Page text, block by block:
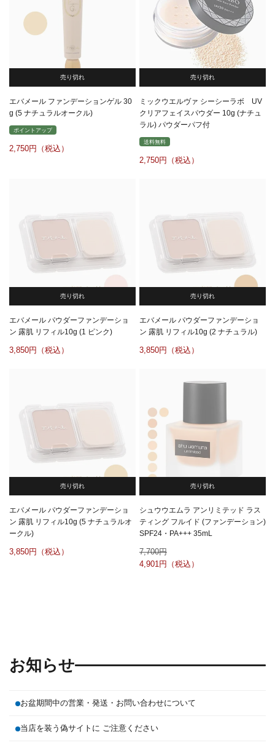
売り切れ
エバメール ファンデーションゲル 30
g (5 ナチュラルオークル)
ポイントアップ
2,750
売り切れ
ミックウエルヴァ シーシーラボ UV
クリアフェイスパウダー 10g (ナチュ
ラル) パウダーパフ付
送料無料
2,750
売り切れ
エバメール パウダーファンデーショ
ン 露肌 リフィル10g (1 ピンク)
3,850
売り切れ
エバメール パウダーファンデーショ
ン 露肌 リフィル10g (2 ナチュラル)
3,850
売り切れ
エバメール パウダーファンデーショ
ン 露肌 リフィル10g (5 ナチュラルオ
ークル)
3,850
売り切れ
シュウウエムラ アンリミテッド ラス
ティング フルイド (ファンデーション)
SPF24・PA+++ 35mL
7,700
4,901
お知らせ
お盆期間中の営業・発送・お問い合わせについて
当店を装う偽サイトに ご注意ください